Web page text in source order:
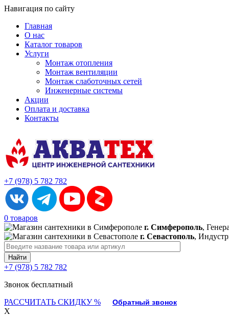
Навигация по сайту
Главная
О нас
Каталог товаров
Услуги
Монтаж отопления
Монтаж вентиляции
Монтаж слаботочных сетей
Инженерные системы
Акции
Оплата и доставка
Контакты
+7 (978) 5 782 782
0 товаров
г. Симферополь,
г. Севастополь,
+7 (978) 5 782 782
Звонок бесплатный
РАССЧИТАТЬ СКИДКУ %
Обратный звонок
X